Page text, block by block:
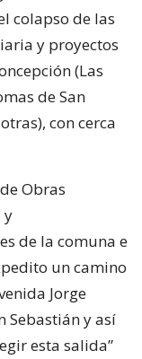
colapso de las
y proyectos
(Las
de San
con cerca
Obras
y
de la comuna e
un camino
Jorge
Sebastián y así
esta salida”